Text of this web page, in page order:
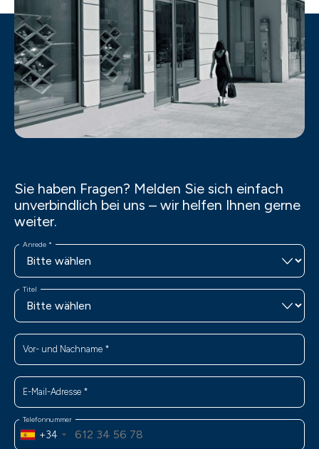
Sie haben Fragen? Melden Sie sich einfach
unverbindlich bei uns – wir helfen Ihnen gerne
weiter.
Anrede *
Titel
Vor- und Nachname *
E-Mail-Adresse *
Telefonnummer
+34